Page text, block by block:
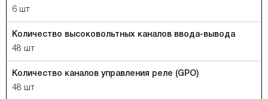
6 шт
Количество высоковольтных каналов ввода-вывода
48 шт
Количество каналов управления реле (GPO)
48 шт